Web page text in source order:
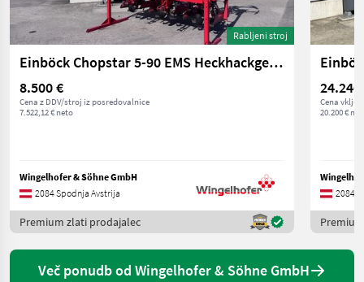
Rabljeni stroj
Einböck Chopstar 5-90 EMS Heckhackgerät 4x90cm
8.500 €
Cena z DDV/stroj iz posredovalnice
7.522,12 € neto
Wingelhofer & Söhne GmbH
2084 Spodnja Avstrija
Premium zlati prodajalec
24.240
Cena
20.200 €
2084
Več ponudb od Wingelhofer & Söhne GmbH